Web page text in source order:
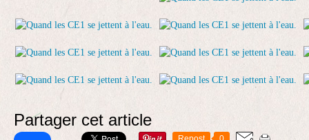
Partager cet article